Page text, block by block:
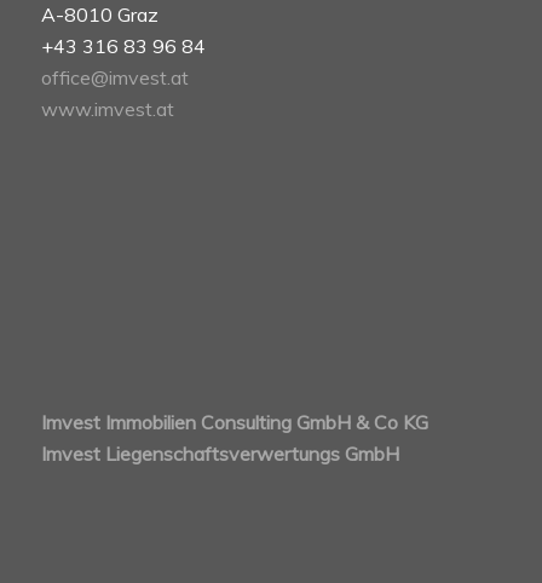
A-8010 Graz
+43 316 83 96 84
office@imvest.at
www.imvest.at
Imvest Immobilien Consulting GmbH & Co KG
Imvest Liegenschaftsverwertungs GmbH